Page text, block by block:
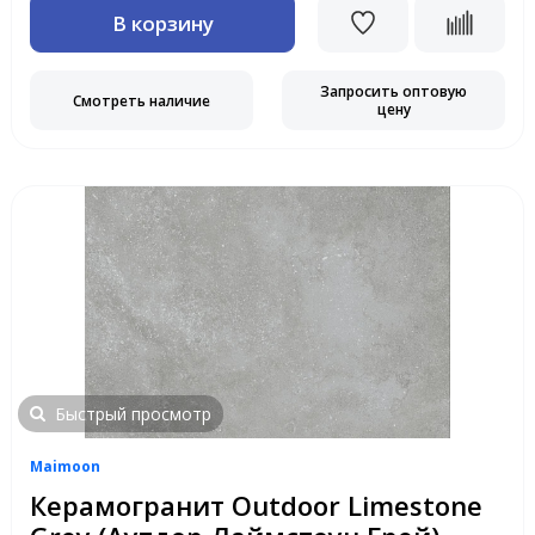
В корзину
Смотреть наличие
Запросить оптовую
цену
Быстрый просмотр
Maimoon
Керамогранит Outdoor Limestone